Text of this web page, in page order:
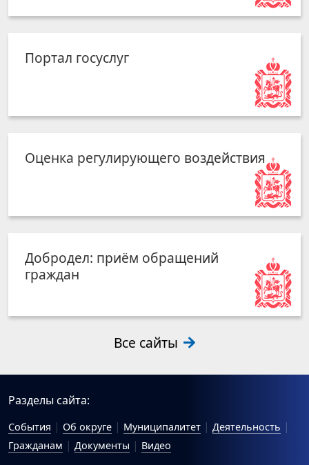
Портал госуслуг
Оценка регулирующего воздействия
Добродел: приём обращений
граждан
Все сайты
Разделы сайта:
События Об округе Муниципалитет
Деятельность
Гражданам
Документы Видео